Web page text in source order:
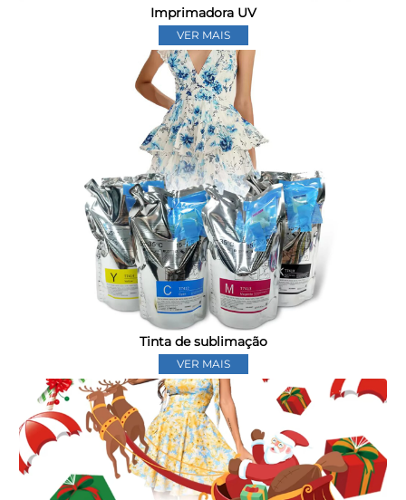
Imprimadora UV
VER MAIS
Tinta de sublimação
VER MAIS